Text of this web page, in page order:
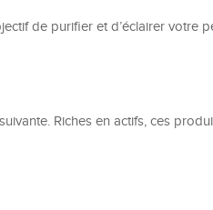
de purifier et d’éclairer votre
Riches en actifs, ces